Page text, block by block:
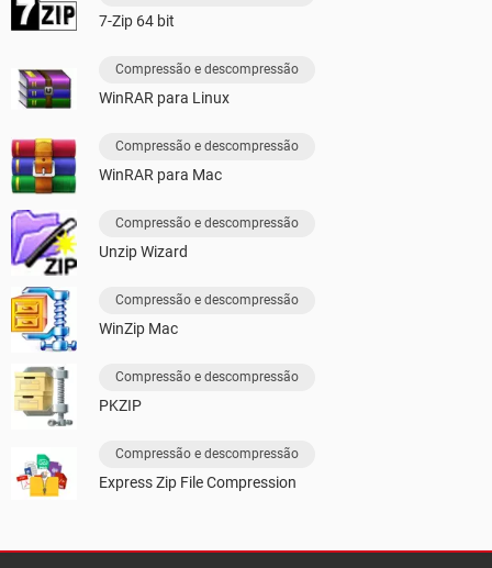
7-Zip 64 bit
Compressão e descompressão
WinRAR para Linux
Compressão e descompressão
WinRAR para Mac
Compressão e descompressão
Unzip Wizard
Compressão e descompressão
WinZip Mac
Compressão e descompressão
PKZIP
Compressão e descompressão
Express Zip File Compression